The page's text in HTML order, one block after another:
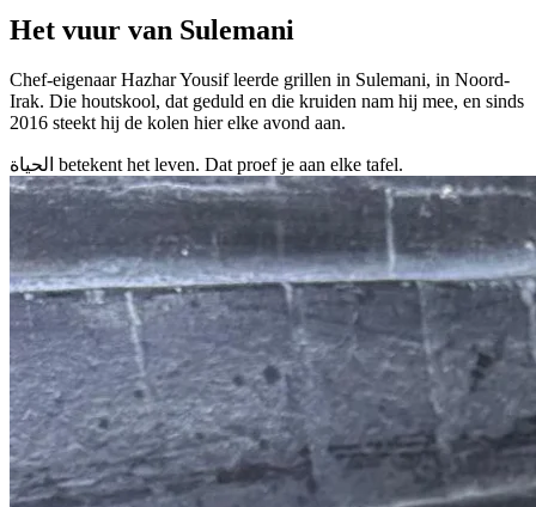
Het vuur van Sulemani
Chef-eigenaar Hazhar Yousif leerde grillen in Sulemani, in Noord-
Irak. Die houtskool, dat geduld en die kruiden nam hij mee, en sinds
2016 steekt hij de kolen hier elke avond aan.
الحياة betekenthet leven. Dat proef je aan elke tafel.